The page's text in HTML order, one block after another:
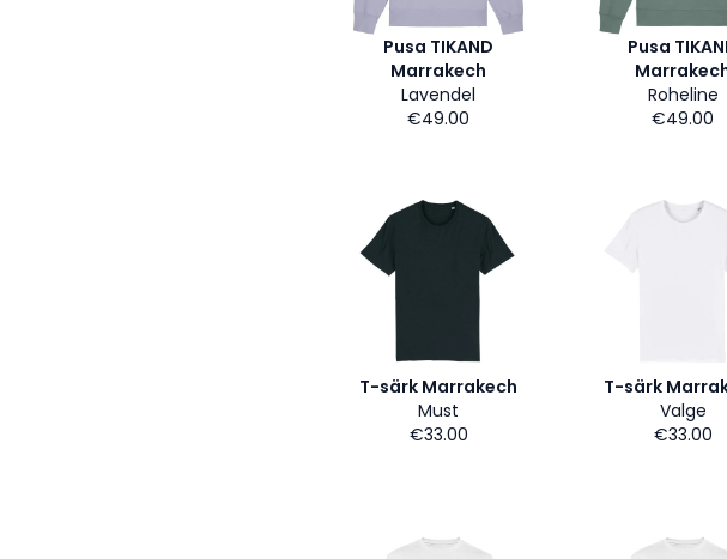
Pusa TIKAND
Marrakech
Lavendel
€49.00
Pusa
Roheline
€49.00
T-särk Marrakech
Must
€33.00
T-särk
Valge
€33.00